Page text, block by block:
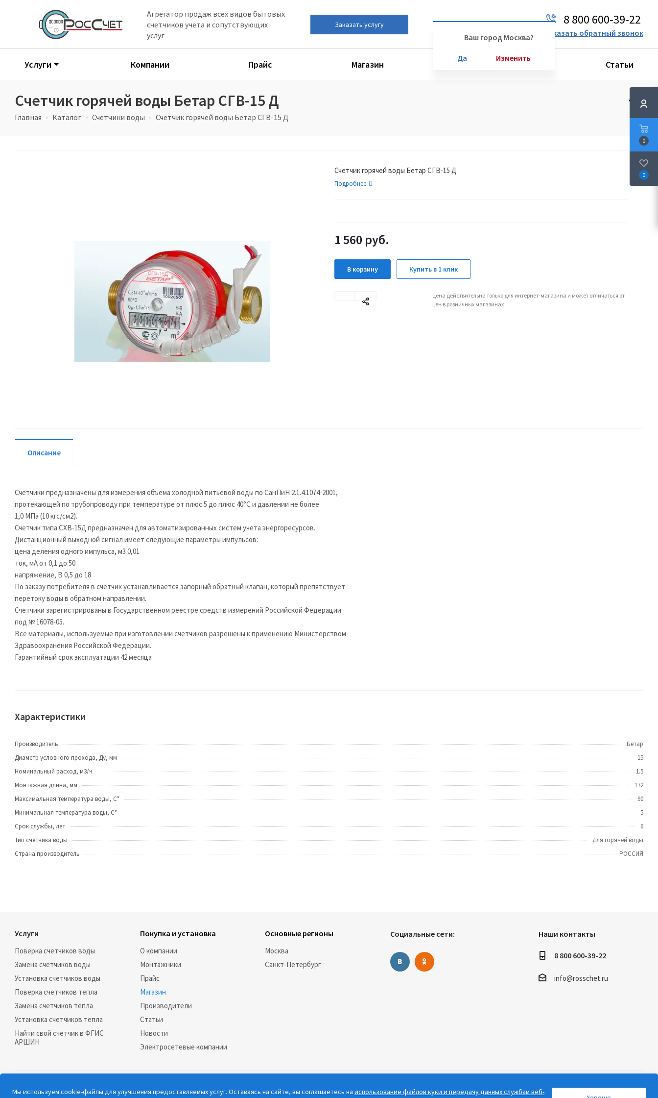
Агрегатор продаж всех видов бытовых
счетчиков учета и сопутствующих
услуг
Заказать услугу
Ваш город Москва?
Да Изменить
8 800 600-39-22
Заказать обратный звонок
Услуги Компании Прайс Магазин Производители Статьи
Счетчик горячей воды Бетар СГВ-15 Д
Главная Каталог Счетчики воды Счетчик горячей воды Бетар СГВ-15 Д
Счетчик горячей воды Бетар СГВ-15 Д
Подробнее
1 560 руб.
В корзину Купить в 1 клик
Цена действительна только для интернет-магазина и может отличаться от
цен в розничных магазинах
Описание
Счетчики предназначены для измерения объема холодной питьевой воды по СанПиН 2.1.4.1074-2001,
протекающей по трубопроводу при температуре от плюс 5 до плюс 40°С и давлении не более
1,0 МПа (10 кгс/см2).
Счетчик типа СХВ-15Д предназначен для автоматизированных систем учета энергоресурсов.
Дистанционный выходной сигнал имеет следующие параметры импульсов:
цена деления одного импульса, м3 0,01
ток, мА от 0,1 до 50
напряжение, В 0,5 до 18
По заказу потребителя в счетчик устанавливается запорный обратный клапан, который препятствует
перетоку воды в обратном направлении.
Счетчики зарегистрированы в Государственном реестре средств измерений Российской Федерации
под № 16078-05.
Все материалы, используемые при изготовлении счетчиков разрешены к применению Министерством
Здравоохранения Российской Федерации.
Гарантийный срок эксплуатации 42 месяца
Характеристики
Производитель
Бетар
Диаметр условного прохода, Ду, мм
15
Номинальный расход, м3/ч
1.5
Монтажная длина, мм
172
Максимальная температура воды, C°
90
Минимальная температура воды, С°
5
Срок службы, лет
6
Тип счетчика воды
Для горячей воды
Страна производитель
РОССИЯ
0
0
Услуги
Поверка счетчиков воды
Замена счетчиков воды
Установка счетчиков воды
Поверка счетчиков тепла
Замена счетчиков тепла
Установка счетчиков тепла
Найти свой счетчик в ФГИС
АРШИН
Покупка и установка
О компании
Монтажники
Прайс
Магазин
Производители
Статьи
Новости
Электросетевые компании
Основные регионы
Москва
Санкт-Петербург
Социальные сети: Наши контакты
8 800 600-39-22
info@rosschet.ru
2026 © РосСчёт |Карта сайта
Мы используем cookie-файлы для улучшения предоставляемых услуг. Оставаясь на сайте, вы соглашаетесь на использование файлов куки и передачу данных службам веб-